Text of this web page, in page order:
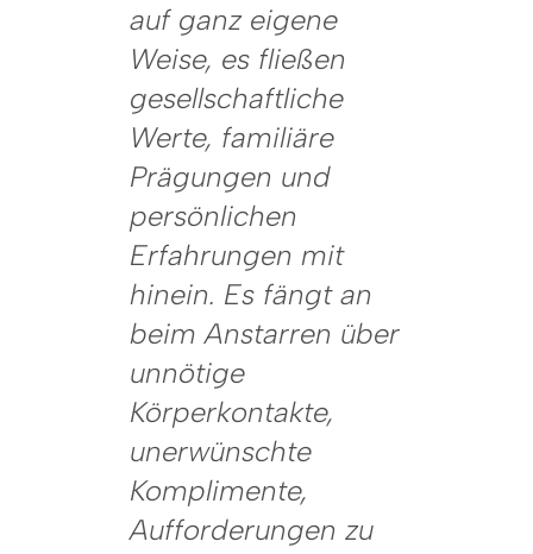
auf ganz eigene
Weise, es fließen
gesellschaftliche
Werte, familiäre
Prägungen und
persönlichen
Erfahrungen mit
hinein. Es fängt an
beim Anstarren über
unnötige
Körperkontakte,
unerwünschte
Komplimente,
Aufforderungen zu